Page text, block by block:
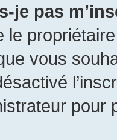
je pas
le
vous